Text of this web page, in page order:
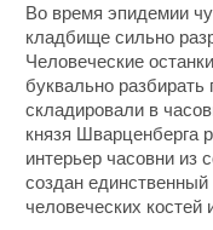
Во время эпидемии
кладбище сильно
Человеческие
буквально разбирать
складировали в
князя Шварценберга
интерьер часовни из
создан
человеческих костей